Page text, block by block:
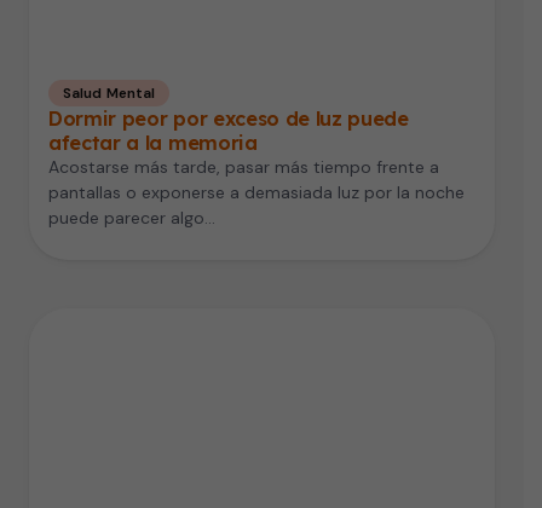
Salud Mental
Dormir peor por exceso de luz puede
afectar a la memoria
Acostarse más tarde, pasar más tiempo frente a
pantallas o exponerse a demasiada luz por la noche
puede parecer algo…